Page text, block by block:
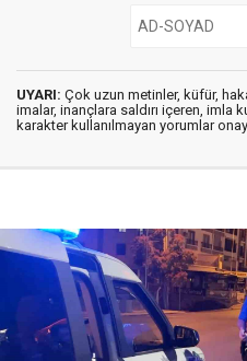
UYARI: Çok uzun metinler, küfür,
imalar, inançlara saldırı içeren, imla
karakter kullanılmayan yorumlar